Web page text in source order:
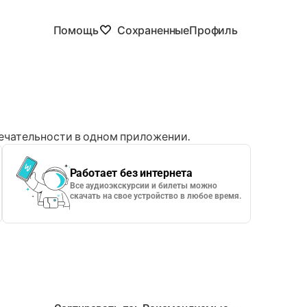
Помощь СохраненныеПрофиль
в одном приложении.
Работает без интернета
Все аудиоэкскурсии и билеты можно
скачать на свое устройство в любое время.